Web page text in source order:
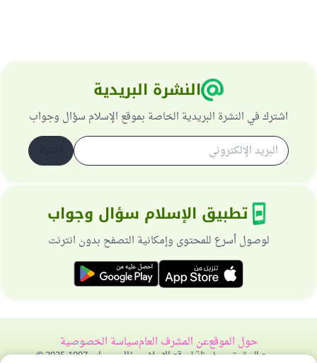
النشرة البريدية
اشترك في النشرة البريدية الخاصة بموقع الإسلام سؤال وجواب
تطبيق الإسلام سؤال وجواب
لوصول أسرع للمحتوى وإمكانية التصفح بدون انترنت
حول الموقععن المشرف العامسياسة الخصوصية
جميع الحقوق محفوظة لموقع الإسلام سؤال وجواب 1997-2025 ©